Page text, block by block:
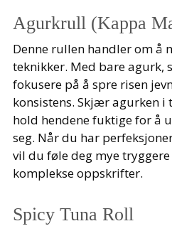
Agurkrull (Kappa
Denne rullen handler om å
teknikker. Med bare agurk,
fokusere på å spre risen
konsistens. Skjær agurken i
hold hendene fuktige for å
seg. Når du har
vil du føle deg mye
komplekse oppskrifter.
Spicy Tuna Roll